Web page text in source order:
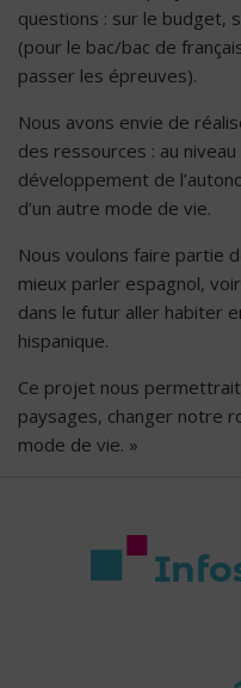
questions : sur le budget,
(pour le bac/bac de
passer les épreuves).
Nous avons envie de
des ressources : au
développement de
d’un autre mode de vie.
Nous voulons faire partie
mieux parler espagnol,
dans le futur aller habiter
hispanique.
Ce projet nous
paysages, changer notre
mode de vie. »